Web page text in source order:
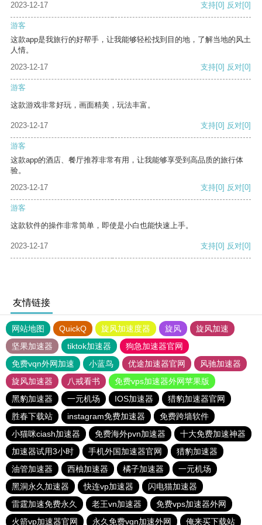
2023-12-17
支持[0] 反对[0]
游客
这款app是我旅行的好帮手，让我能够轻松找到目的地，了解当地的风土
人情。
2023-12-17
支持[0] 反对[0]
游客
这款游戏非常好玩，画面精美，玩法丰富。
2023-12-17 支持[0] 反对[0]
游客
这款app的酒店、餐厅推荐非常有用，让我能够享受到高品质的旅行体
验。
2023-12-17
支持[0] 反对[0]
游客
这款软件的操作非常简单，即使是小白也能快速上手。
2023-12-17 支持[0] 反对[0]
友情链接
网站地图 QuickQ 旋风加速度器 旋风
旋风加速
坚果加速器
tiktok加速器
狗急加速器官网
免费vqn外网加速
小蓝鸟 优途加速器官网
风驰加速器
旋风加速器
八戒看书
免费vps加速器外网苹果版
黑豹加速器
一元机场 IOS加速器
猎豹加速器官网
胜春下载站
instagram免费加速器
免费跨墙软件
小猫咪ciash加速器
免费海外pvn加速器
十大免费加速神器
加速器试用3小时
手机外国加速器官网
猎豹加速器
油管加速器
西柚加速器 橘子加速器
一元机场
黑洞永久加速器
快连vp加速器
闪电猫加速器
雷霆加速免费永久
老王vn加速器
免费vps加速器外网
火箭vp加速器官网
永久免费vqn加速外网 俺来买下载站